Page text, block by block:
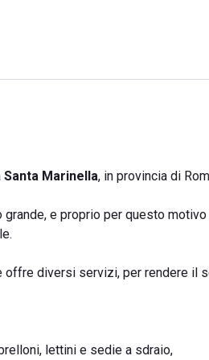
Santa Marinella, in provincia di
e proprio per questo
offre diversi servizi, per rendere il
lettini e sedie a sdraio,